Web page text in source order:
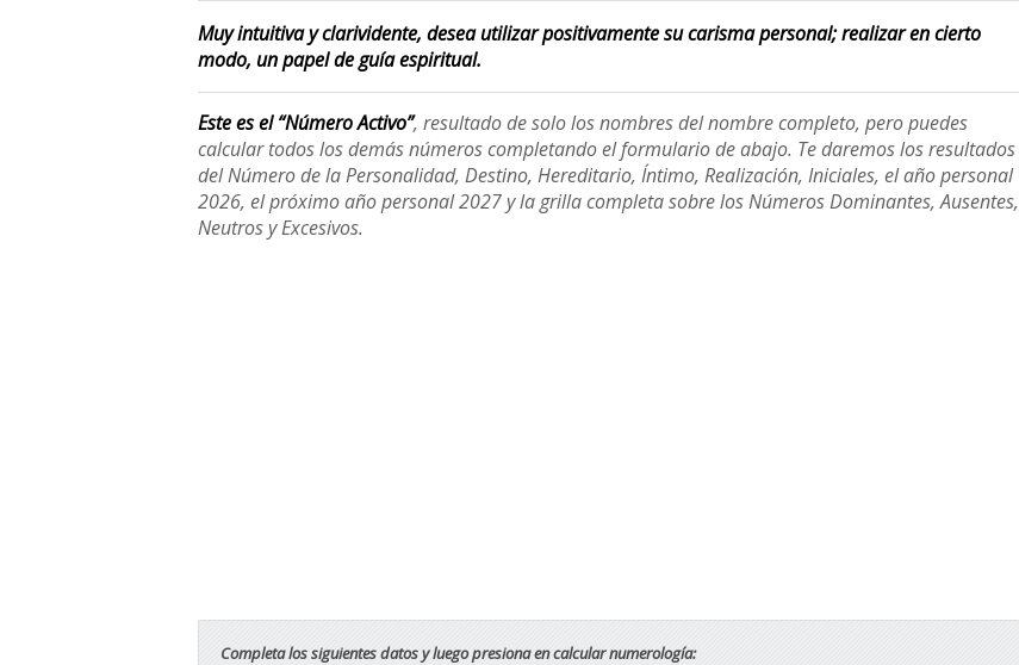
Muy intuitiva y clarividente, desea utilizar positivamente su carisma personal; realizar en cierto
modo, un papel de guía espiritual.
Este es el “Número Activo”, resultado de solo los nombres del nombre completo, pero puedes
calcular todos los demás números completando el formulario de abajo. Te daremos los resultados
del Número de la Personalidad, Destino, Hereditario, Íntimo, Realización, Iniciales, el año personal
2026, el próximo año personal 2027 y la grilla completa sobre los Números Dominantes, Ausentes,
Neutros y Excesivos.
Completa los siguientes datos y luego presiona en calcular numerología: